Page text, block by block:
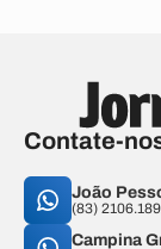
Contate-
João
(83)
Campina